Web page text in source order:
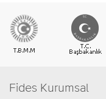
Fides Kurumsal